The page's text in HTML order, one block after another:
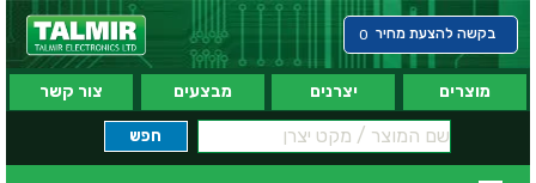
בקשה להצעת מחיר 0
מוצרים יצרנים מבצעים צור קשר